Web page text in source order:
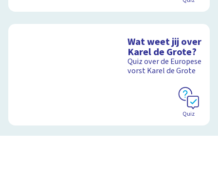
Wat weet jij over
Karel de Grote?
Quiz over de Europese
vorst Karel de Grote
Quiz